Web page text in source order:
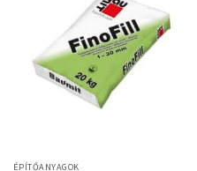
ÉPÍTŐANYAGOK